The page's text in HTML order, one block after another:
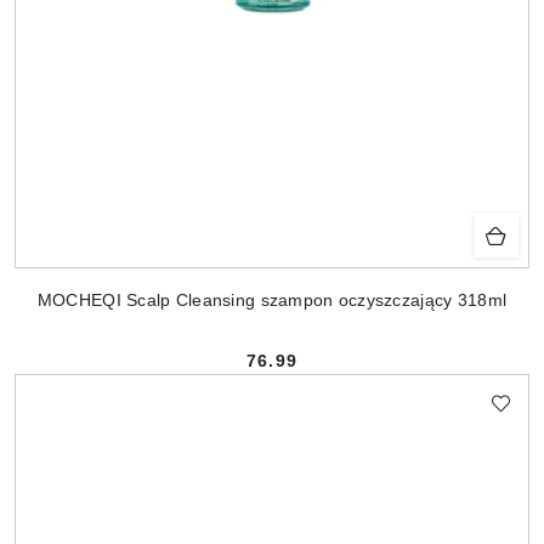
MOCHEQI Scalp Cleansing szampon oczyszczający 318ml
Cena:
76.99